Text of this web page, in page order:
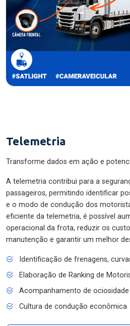
Telemetria
Transforme dados em ação e
A telemetria contribui para a
passageiros, permitindo identificar
e o modo de condução dos
eficiente da telemetria, é possível
operacional da frota, reduzir os
manutenção e garantir um melhor
Identificação de frenagens,
Elaboração de Ranking de
Acompanhamento de
Cultura de condução econômica